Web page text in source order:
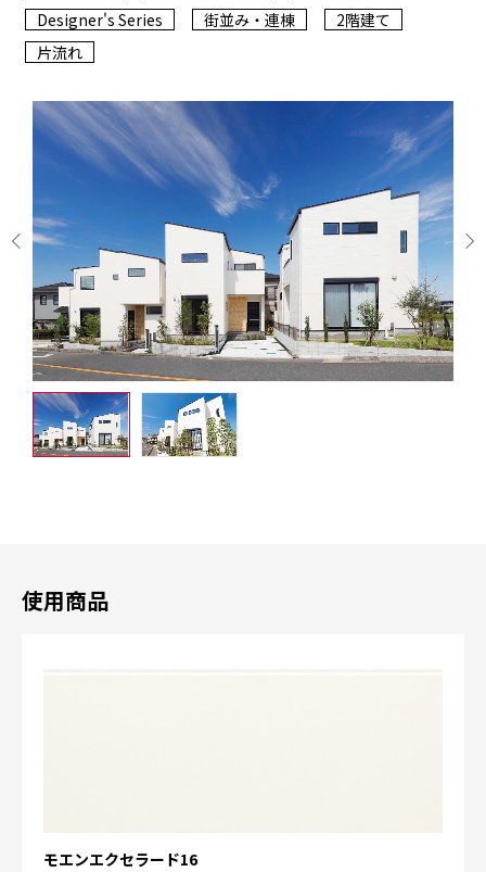
Designer's Series
街並み・連棟
2階建て
片流れ
使用商品
モエンエクセラード16